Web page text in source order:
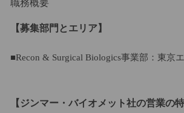
職務概要
【募集部門とエリア】
■Recon & Surgical Biologics事業部：東京
【ジンマー・バイオメット社の営業の特